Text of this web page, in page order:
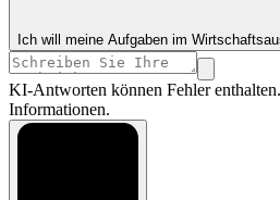
Ich will meine Aufgaben im
KI-Antworten können Fehler
Informationen.